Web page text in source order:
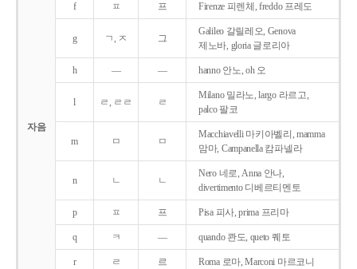
자음
f ㅍ 프 Firenze 피렌체, freddo 프레도
g ㄱ, ㅈ 그
Galileo 갈릴레오, Genova
제노바, gloria 글로리아
h ― ― hanno 안노, oh 오
l ㄹ, ㄹㄹ ㄹ
Milano 밀라노, largo 라르고,
palco 팔코
m ㅁ ㅁ
Macchiavelli 마키아벨리, mamma
맘마, Campanella 캄파넬라
n ㄴ ㄴ
Nero 네로, Anna 안나,
divertimento 디베르티멘토
p ㅍ 프 Pisa 피사, prima 프리마
q ㅋ ― quando 콴도, queto 퀘토
r ㄹ 르 Roma 로마, Marconi 마르코니